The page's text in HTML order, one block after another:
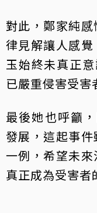
對此，鄭家純
律見解讓人感
玉始終未真正
已嚴重侵害受害
最後她也呼籲
發展，這起事
一例，希望未來
真正成為受害者